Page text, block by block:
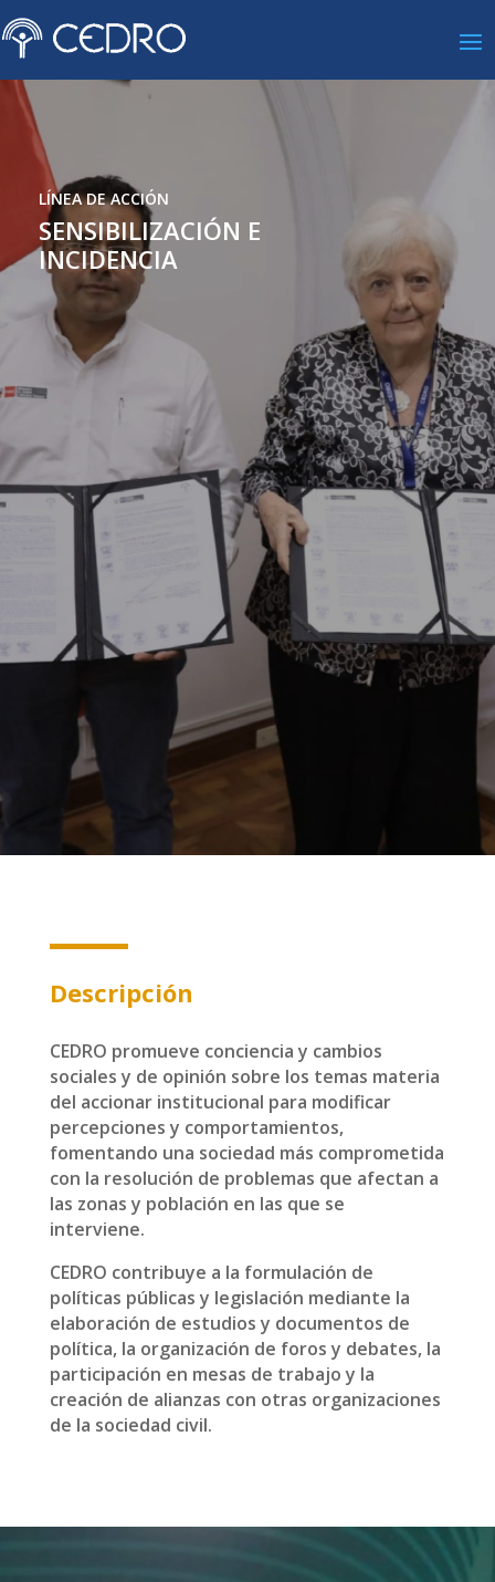
LÍNEA DE ACCIÓN
SENSIBILIZACIÓN E
INCIDENCIA
Descripción
CEDRO promueve conciencia y cambios
sociales y de opinión sobre los temas materia
del accionar institucional para modificar
percepciones y comportamientos,
fomentando una sociedad más comprometida
con la resolución de problemas que afectan a
las zonas y población en las que se
interviene.
CEDRO contribuye a la formulación de
políticas públicas y legislación mediante la
elaboración de estudios y documentos de
política, la organización de foros y debates, la
participación en mesas de trabajo y la
creación de alianzas con otras organizaciones
de la sociedad civil.